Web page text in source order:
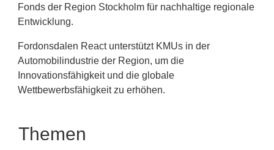
Fonds der Region Stockholm für nachhaltige regionale
Entwicklung.
Fordonsdalen React unterstützt KMUs in der
Automobilindustrie der Region, um die
Innovationsfähigkeit und die globale
Wettbewerbsfähigkeit zu erhöhen.
Themen